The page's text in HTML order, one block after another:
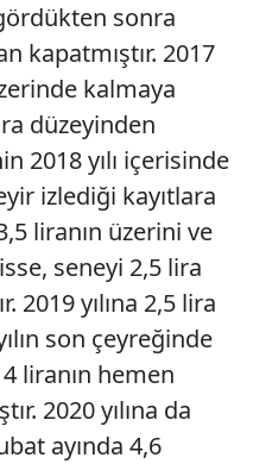
sonra
kapatmıştır. 2017
kalmaya
düzeyinden
2018 yılı içerisinde
izlediği kayıtlara
liranın üzerini ve
seneyi 2,5 lira
2019 yılına 2,5 lira
son çeyreğinde
4 liranın hemen
2020 yılına da
ayında 4,6